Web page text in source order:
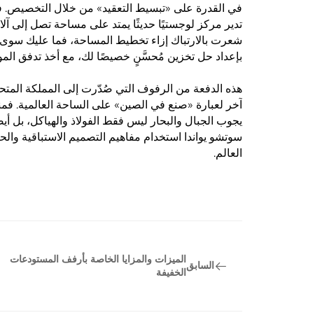
في القدرة على «تبسيط التعقيد» من خلال
تدير مركز لوجستيًا حديثًا يمتد على مساحة تصل إلى
شعرت بالارتباك إزاء تخطيط المساحة، فما عليك
بإعداد حل تخزين مُحسَّنٍ خصيصًا لك، مع أخذ تدفق
هذه الدفعة من الرفوف التي صُدّرت إلى المملكة
آخر لعبارة «صنع في الصين» على الساحة العالمية.
يجوب الجبال والبحار ليس فقط الفولاذ والهياكل، بل
سوتشو يواندا استخدام مفاهيم التصميم الاستباقية
العالم.
السابق
الميزات والمزايا الخاصة بأرفف المستودعات
الخفيفة